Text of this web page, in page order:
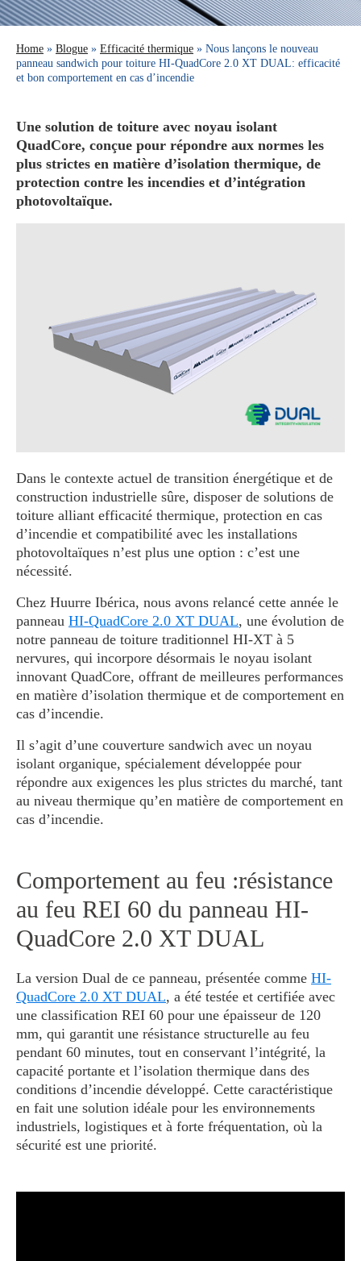
Home » Blogue » Efficacité thermique » Nous lançons le nouveau
panneau sandwich pour toiture HI-QuadCore 2.0 XT DUAL: efficacité
et bon comportement en cas d’incendie
Une solution de toiture avec noyau isolant
QuadCore, conçue pour répondre aux normes les
plus strictes en matière d’isolation thermique, de
protection contre les incendies et d’intégration
photovoltaïque.
Dans le contexte actuel de transition énergétique et de
construction industrielle sûre, disposer de solutions de
toiture alliant efficacité thermique, protection en cas
d’incendie et compatibilité avec les installations
photovoltaïques n’est plus une option : c’est une
nécessité.
Chez Huurre Ibérica, nous avons relancé cette année le
panneau HI-QuadCore 2.0 XT DUAL, une évolution de
notre panneau de toiture traditionnel HI-XT à 5
nervures, qui incorpore désormais le noyau isolant
innovant QuadCore, offrant de meilleures performances
en matière d’isolation thermique et de comportement en
cas d’incendie.
Il s’agit d’une couverture sandwich avec un noyau
isolant organique, spécialement développée pour
répondre aux exigences les plus strictes du marché, tant
au niveau thermique qu’en matière de comportement en
cas d’incendie.
Comportement au feu :résistance
au feu REI 60 du panneau HI-
QuadCore 2.0 XT DUAL
La version Dual de ce panneau, présentée comme HI-
QuadCore 2.0 XT DUAL, a été testée et certifiée avec
une classification REI 60 pour une épaisseur de 120
mm, qui garantit une résistance structurelle au feu
pendant 60 minutes, tout en conservant l’intégrité, la
capacité portante et l’isolation thermique dans des
conditions d’incendie développé. Cette caractéristique
en fait une solution idéale pour les environnements
industriels, logistiques et à forte fréquentation, où la
sécurité est une priorité.